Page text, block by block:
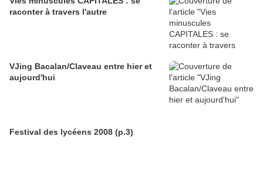
raconter à travers l'autre
VJing Bacalan/Claveau entre hier et
aujourd'hui
Festival des lycéens 2008 (p.3)